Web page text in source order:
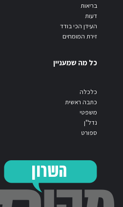
בריאות
דעות
העידן הכי בודד
זירת המומחים
כל מה שמעניין
כלכלה
כתבה ראשית
משפטי
נדל"ן
ספורט